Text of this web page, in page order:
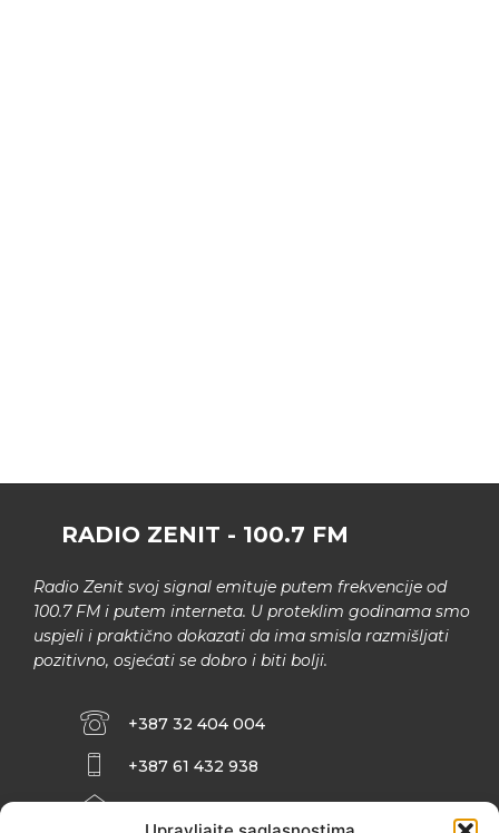
RADIO ZENIT - 100.7 FM
Radio Zenit svoj signal emituje putem frekvencije od
100.7 FM i putem interneta. U proteklim godinama smo
uspjeli i praktično dokazati da ima smisla razmišljati
pozitivno, osjećati se dobro i biti bolji.
+387 32 404 004
+387 61 432 938
INFO@ZENIT.BA